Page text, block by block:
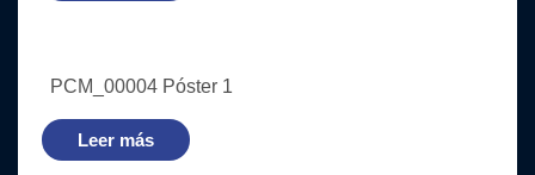
PCM_00004 Póster 1
Leer más